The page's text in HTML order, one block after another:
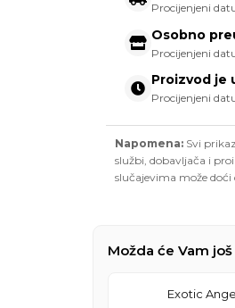
Procijenjeni
Osobno
Procijenjeni
Proizvod je
Procijenjeni
Napomena: Svi
službi, dobavljača i
slučajevima može
Možda će Vam
Exotic